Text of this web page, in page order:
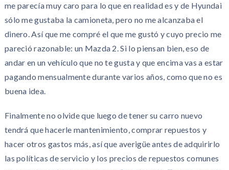
me parecía muy caro para lo que en realidad es y de Hyundai
sólo me gustaba la camioneta, pero no me alcanzaba el
dinero. Así que me compré el que me gustó y cuyo precio me
pareció razonable: un Mazda 2. Si lo piensan bien, eso de
andar en un vehículo que no te gusta y que encima vas a estar
pagando mensualmente durante varios años, como que no es
buena idea.
Finalmente no olvide que luego de tener su carro nuevo
tendrá que hacerle mantenimiento, comprar repuestos y
hacer otros gastos más, así que averigüe antes de adquirirlo
las políticas de servicio y los precios de repuestos comunes